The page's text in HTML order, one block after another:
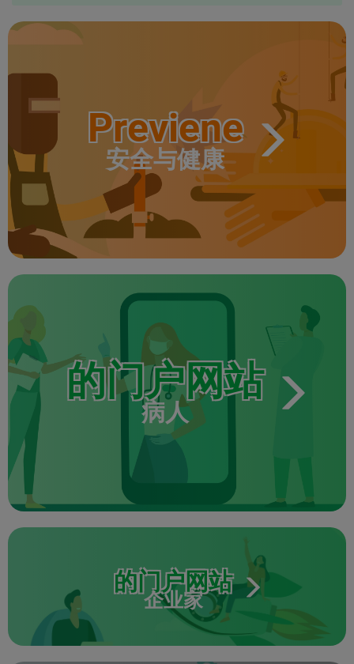
Previene
安全与健康
的门户网站
病人
的门户网站
企业家